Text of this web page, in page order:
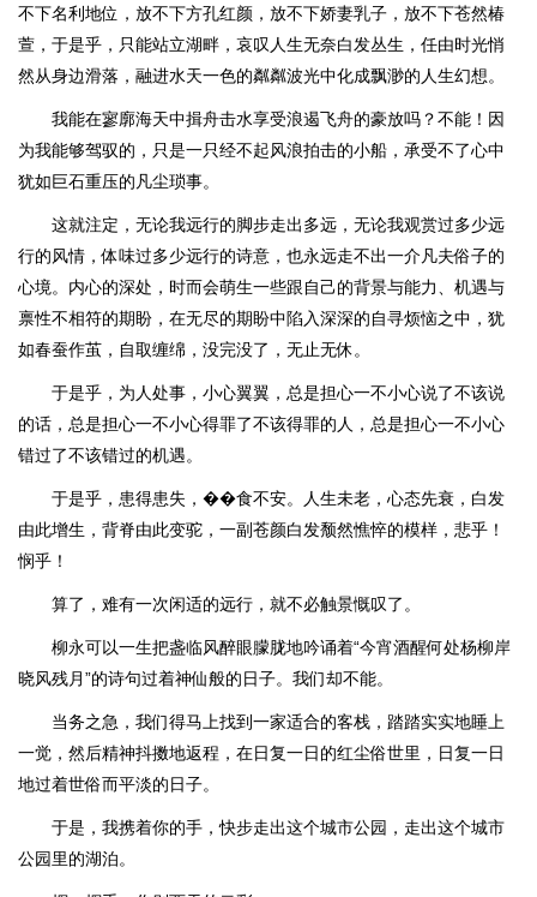
不下名利地位，放不下方孔红颜，放不下娇妻乳子，放不下苍然椿
萱，于是乎，只能站立湖畔，哀叹人生无奈白发丛生，任由时光悄
然从身边滑落，融进水天一色的粼粼波光中化成飘渺的人生幻想。
我能在寥廓海天中揖舟击水享受浪遏飞舟的豪放吗？不能！因
为我能够驾驭的，只是一只经不起风浪拍击的小船，承受不了心中
犹如巨石重压的凡尘琐事。
这就注定，无论我远行的脚步走出多远，无论我观赏过多少远
行的风情，体味过多少远行的诗意，也永远走不出一介凡夫俗子的
心境。内心的深处，时而会萌生一些跟自己的背景与能力、机遇与
禀性不相符的期盼，在无尽的期盼中陷入深深的自寻烦恼之中，犹
如春蚕作茧，自取缠绵，没完没了，无止无休。
于是乎，为人处事，小心翼翼，总是担心一不小心说了不该说
的话，总是担心一不小心得罪了不该得罪的人，总是担心一不小心
错过了不该错过的机遇。
于是乎，患得患失，��食不安。人生未老，心态先衰，白发
由此增生，背脊由此变驼，一副苍颜白发颓然憔悴的模样，悲乎！
悯乎！
算了，难有一次闲适的远行，就不必触景慨叹了。
柳永可以一生把盏临风醉眼朦胧地吟诵着“今宵酒醒何处杨柳岸
晓风残月”的诗句过着神仙般的日子。我们却不能。
当务之急，我们得马上找到一家适合的客栈，踏踏实实地睡上
一觉，然后精神抖擞地返程，在日复一日的红尘俗世里，日复一日
地过着世俗而平淡的日子。
于是，我携着你的手，快步走出这个城市公园，走出这个城市
公园里的湖泊。